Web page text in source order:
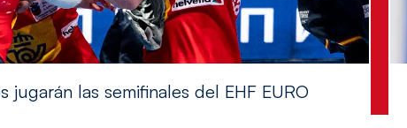
jugarán las semifinales del EHF EURO